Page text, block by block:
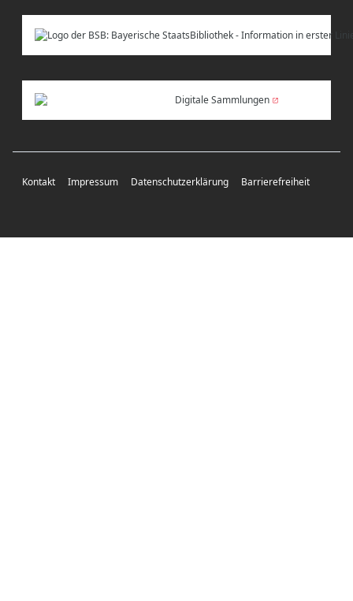
Digitale Sammlungen
Kontakt Impressum Datenschutzerklärung Barrierefreiheit